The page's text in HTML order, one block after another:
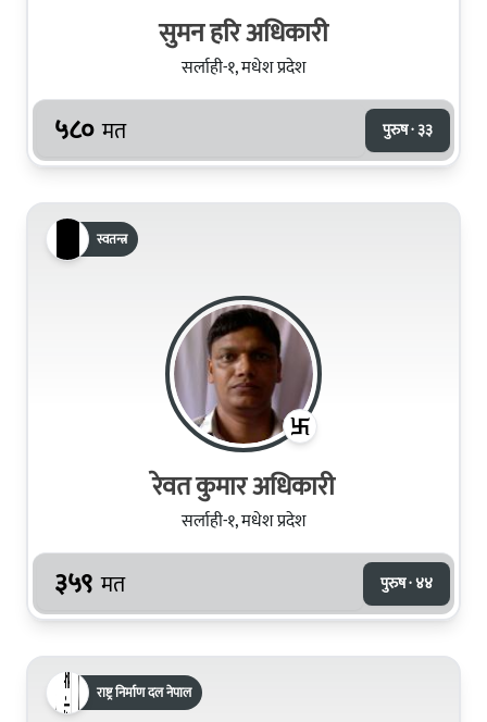
सुमन हरि अधिकारी
सर्लाही-१, मधेश प्रदेश
५८० मत पुरुष · ३३
स्वतन्त्र
रेवत कुमार अधिकारी
सर्लाही-१, मधेश प्रदेश
३५९ मत पुरुष · ४४
राष्ट्र निर्माण दल नेपाल